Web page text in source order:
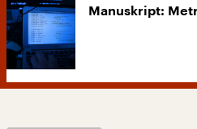
Manuskript: